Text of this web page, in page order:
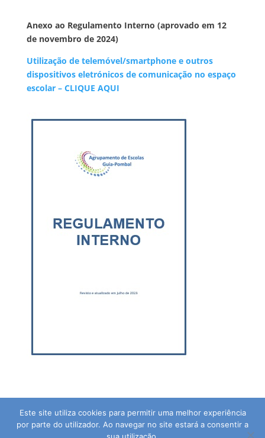
Anexo ao Regulamento Interno (aprovado em 12
de novembro de 2024)
Utilização de telemóvel/smartphone e outros
dispositivos eletrónicos de comunicação no espaço
escolar – CLIQUE AQUI
Este site utiliza cookies para permitir uma melhor experiência
por parte do utilizador. Ao navegar no site estará a consentir a